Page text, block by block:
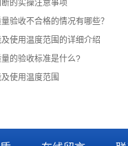
的实操注意事项
验收不合格的情况有哪些？
使用温度范围的详细介绍
的验收标准是什么?
使用温度范围